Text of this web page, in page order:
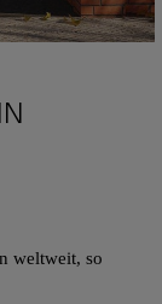
weltweit, so